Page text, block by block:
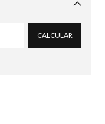
Alterar CEP
CALCULAR